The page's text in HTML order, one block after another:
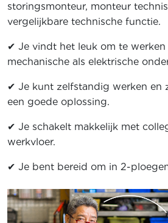
storingsmonteur, monteur
vergelijkbare technische functie.
✔ Je vindt het leuk om te werken
mechanische als elektrische
✔ Je kunt zelfstandig werken en
een goede oplossing.
✔ Je schakelt makkelijk met
werkvloer.
✔ Je bent bereid om in 2-